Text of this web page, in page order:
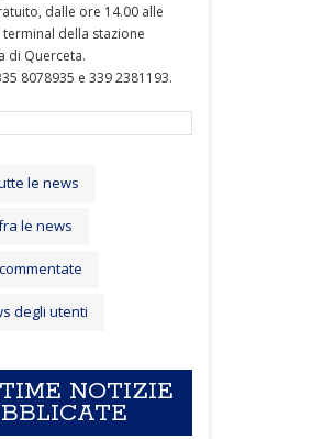
dalle ore 14.00 alle
terminal della stazione
di Querceta.
8078935 e 339 2381193.
le news
le news
degli utenti
NOTIZIE